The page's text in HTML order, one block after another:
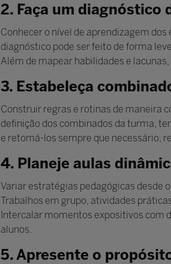
2. Faça um diagnóstico
Conhecer o nível de aprendizagem
diagnóstico pode ser feito de forma
Além de mapear habilidades e
3. Estabeleça
Construir regras e rotinas de maneira
definição dos combinados da turma,
e retomá-los sempre que necessário,
4. Planeje aulas
Variar estratégias pedagógicas desde
Trabalhos em grupo, atividades
Intercalar momentos expositivos com
alunos.
5. Apresente o